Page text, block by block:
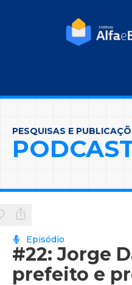
PESQUISAS E
Episódio
#22: Jorge
prefeito e